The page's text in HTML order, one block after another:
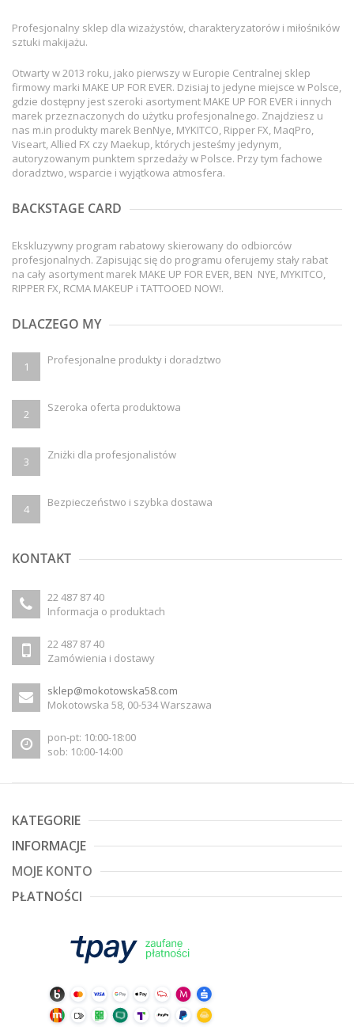
Profesjonalny sklep dla wizażystów, charakteryzatorów i miłośników
sztuki makijażu.
Otwarty w 2013 roku, jako pierwszy w Europie Centralnej sklep
firmowy marki MAKE UP FOR EVER. Dzisiaj to jedyne miejsce w Polsce,
gdzie dostępny jest szeroki asortyment MAKE UP FOR EVER i innych
marek przeznaczonych do użytku profesjonalnego. Znajdziesz u
nas m.in produkty marek BenNye, MYKITCO, Ripper FX, MaqPro,
Viseart, Allied FX czy Maekup, których jesteśmy jedynym,
autoryzowanym punktem sprzedaży w Polsce. Przy tym fachowe
doradztwo, wsparcie i wyjątkowa atmosfera.
BACKSTAGE CARD
Ekskluzywny program rabatowy skierowany do odbiorców
profesjonalnych. Zapisując się do programu oferujemy stały rabat
na cały asortyment marek MAKE UP FOR EVER, BEN NYE, MYKITCO,
RIPPER FX, RCMA MAKEUP i TATTOOED NOW!.
DLACZEGO MY
1 Profesjonalne produkty i doradztwo
2 Szeroka oferta produktowa
3 Zniżki dla profesjonalistów
4 Bezpieczeństwo i szybka dostawa
KONTAKT
22 487 87 40
Informacja o produktach
22 487 87 40
Zamówienia i dostawy
sklep@mokotowska58.com
Mokotowska 58, 00-534 Warszawa
pon-pt: 10:00-18:00
sob: 10:00-14:00
KATEGORIE
INFORMACJE
MOJE KONTO
PŁATNOŚCI